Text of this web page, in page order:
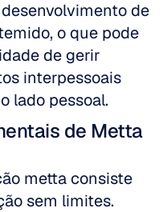
de
o que pode
de gerir
interpessoais
lado pessoal.
de Metta
metta consiste
sem limites.